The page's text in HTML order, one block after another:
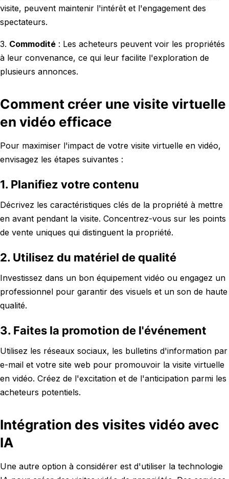
visite, peuvent maintenir l'intérêt et l'engagement des
spectateurs.
3. Commodité : Les acheteurs peuvent voir les propriétés
à leur convenance, ce qui leur facilite l'exploration de
plusieurs annonces.
Comment créer une visite virtuelle
en vidéo efficace
Pour maximiser l'impact de votre visite virtuelle en vidéo,
envisagez les étapes suivantes :
1. Planifiez votre contenu
Décrivez les caractéristiques clés de la propriété à mettre
en avant pendant la visite. Concentrez-vous sur les points
de vente uniques qui distinguent la propriété.
2. Utilisez du matériel de qualité
Investissez dans un bon équipement vidéo ou engagez un
professionnel pour garantir des visuels et un son de haute
qualité.
3. Faites la promotion de l'événement
Utilisez les réseaux sociaux, les bulletins d'information par
e-mail et votre site web pour promouvoir la visite virtuelle
en vidéo. Créez de l'excitation et de l'anticipation parmi les
acheteurs potentiels.
Intégration des visites vidéo avec
IA
Une autre option à considérer est d'utiliser la technologie